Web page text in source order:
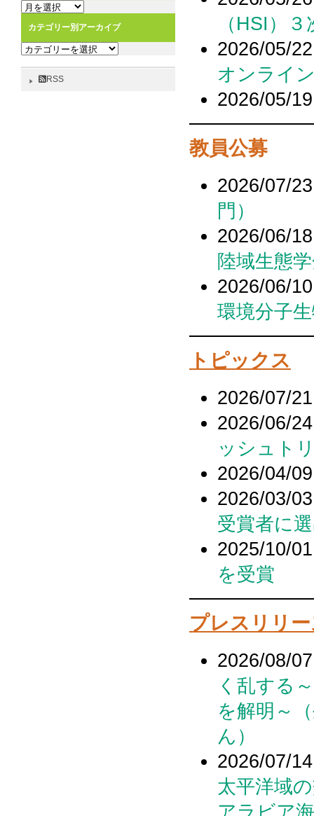
（HSI）
2026/05/22
オンライ
2026/05/19
教員公募
2026/07/23
門）
2026/06/18
陸域生態
2026/06/10
環境分子
トピックス
2026/07/21
2026/06/24
ッシュト
2026/04/09
2026/03/03
受賞者に
2025/10/01
を受賞
プレスリリ
2026/08/07
く乱する
を解明～
ん）
2026/07/14
太平洋域
アラビア
月
ー
カ
イ
カテゴリー別アーカイブ
カ
ゴ
RSS